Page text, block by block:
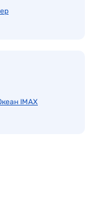
IMAX